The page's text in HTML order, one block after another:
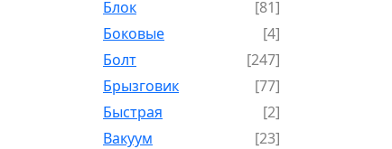
Блок
[81]
Боковые
[4]
Болт
[247]
Брызговик
[77]
Быстрая
[2]
Вакуум
[23]